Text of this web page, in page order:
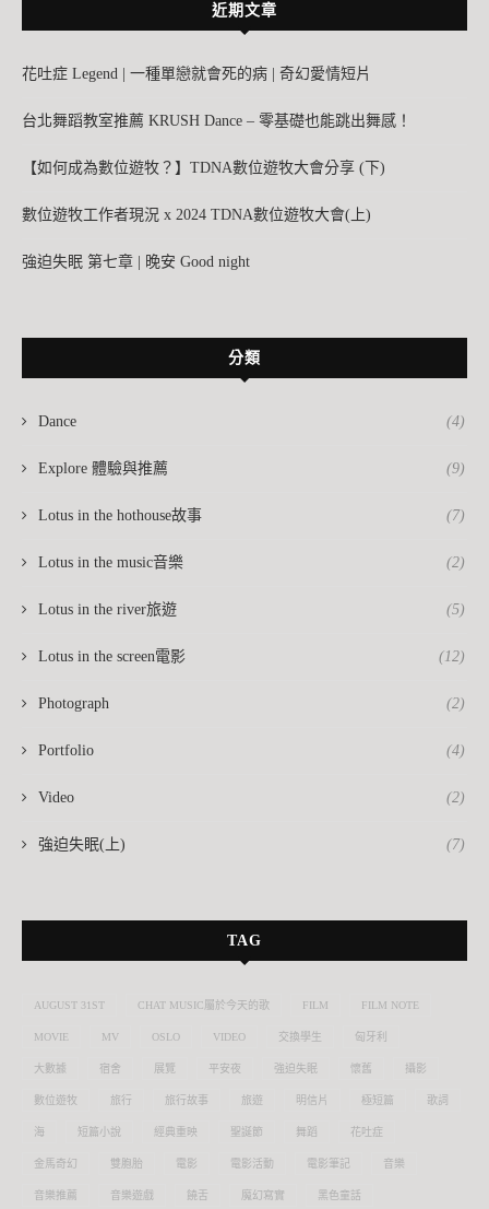
近期文章
花吐症 Legend | 一種單戀就會死的病 | 奇幻愛情短片
台北舞蹈教室推薦 KRUSH Dance – 零基礎也能跳出舞感！
【如何成為數位遊牧？】TDNA數位遊牧大會分享 (下)
數位遊牧工作者現況 x 2024 TDNA數位遊牧大會(上)
強迫失眠 第七章 | 晚安 Good night
分類
Dance (4)
Explore 體驗與推薦 (9)
Lotus in the hothouse故事 (7)
Lotus in the music音樂 (2)
Lotus in the river旅遊 (5)
Lotus in the screen電影 (12)
Photograph (2)
Portfolio (4)
Video (2)
強迫失眠(上) (7)
TAG
AUGUST 31ST CHAT MUSIC屬於今天的歌 FILM FILM NOTE
MOVIE MV OSLO VIDEO 交換學生 匈牙利
大數據 宿舍 展覽 平安夜 強迫失眠 懷舊 攝影
數位遊牧 旅行 旅行故事 旅遊 明信片 極短篇 歌詞
海 短篇小說 經典重映 聖誕節 舞蹈 花吐症
金馬奇幻 雙胞胎 電影 電影活動 電影筆記 音樂
音樂推薦 音樂遊戲 饒舌 魔幻寫實 黑色童話